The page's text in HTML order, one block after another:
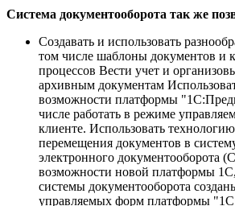
Система документооборота так же
Создавать и использовать
том числе шаблоны документов и
процессов Вести учет и
архивным документам
возможности платформы
числе работать в режиме
клиенте. Использовать
перемещения документов в
электронного документооборота
возможности новой платформы
системы документооборота
управляемых форм платформы